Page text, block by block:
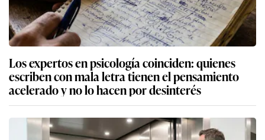
Los expertos en psicología coinciden: quienes
escriben con mala letra tienen el pensamiento
acelerado y no lo hacen por desinterés